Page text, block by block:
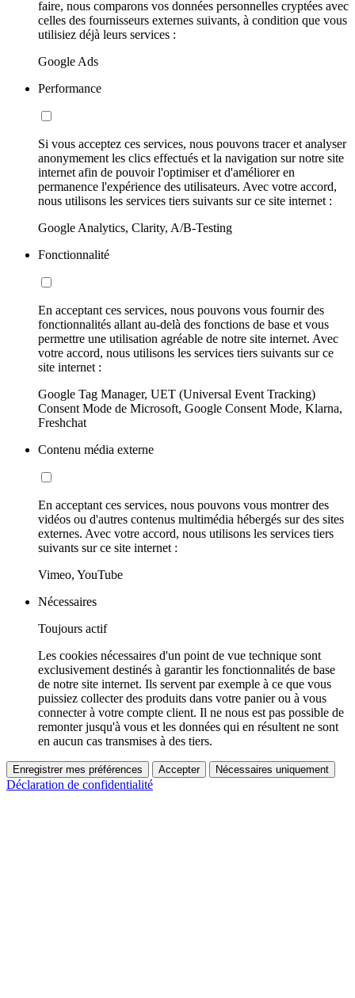
faire, nous comparons vos données personnelles cryptées avec
celles des fournisseurs externes suivants, à condition que vous
utilisiez déjà leurs services :
Google Ads
Performance
Si vous acceptez ces services, nous pouvons tracer et analyser
anonymement les clics effectués et la navigation sur notre site
internet afin de pouvoir l'optimiser et d'améliorer en
permanence l'expérience des utilisateurs. Avec votre accord,
nous utilisons les services tiers suivants sur ce site internet :
Google Analytics, Clarity, A/B-Testing
Fonctionnalité
En acceptant ces services, nous pouvons vous fournir des
fonctionnalités allant au-delà des fonctions de base et vous
permettre une utilisation agréable de notre site internet. Avec
votre accord, nous utilisons les services tiers suivants sur ce
site internet :
Google Tag Manager, UET (Universal Event Tracking)
Consent Mode de Microsoft, Google Consent Mode, Klarna,
Freshchat
Contenu média externe
En acceptant ces services, nous pouvons vous montrer des
vidéos ou d'autres contenus multimédia hébergés sur des sites
externes. Avec votre accord, nous utilisons les services tiers
suivants sur ce site internet :
Vimeo, YouTube
Nécessaires
Toujours actif
Les cookies nécessaires d'un point de vue technique sont
exclusivement destinés à garantir les fonctionnalités de base
de notre site internet. Ils servent par exemple à ce que vous
puissiez collecter des produits dans votre panier ou à vous
connecter à votre compte client. Il ne nous est pas possible de
remonter jusqu'à vous et les données qui en résultent ne sont
en aucun cas transmises à des tiers.
Enregistrer mes préférences Accepter Nécessaires uniquement
Déclaration de confidentialité